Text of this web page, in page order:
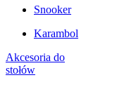
Snooker
Karambol
Akcesoria do
stołów